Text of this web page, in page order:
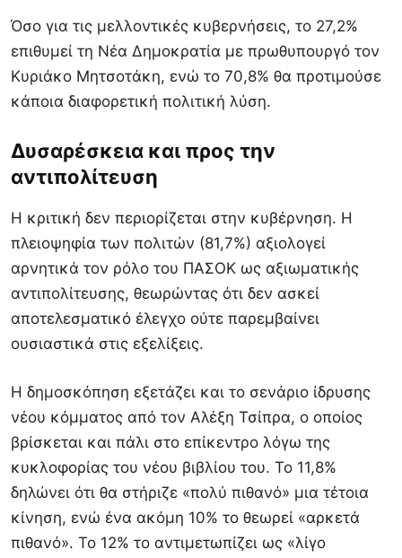
Όσο για τις μελλοντικές κυβερνήσεις, το 27,2%
επιθυμεί τη Νέα Δημοκρατία με πρωθυπουργό τον
Κυριάκο Μητσοτάκη, ενώ το 70,8% θα προτιμούσε
κάποια διαφορετική πολιτική λύση.
Δυσαρέσκεια και προς την
αντιπολίτευση
Η κριτική δεν περιορίζεται στην κυβέρνηση. Η
πλειοψηφία των πολιτών (81,7%) αξιολογεί
αρνητικά τον ρόλο του ΠΑΣΟΚ ως αξιωματικής
αντιπολίτευσης, θεωρώντας ότι δεν ασκεί
αποτελεσματικό έλεγχο ούτε παρεμβαίνει
ουσιαστικά στις εξελίξεις.
Η δημοσκόπηση εξετάζει και το σενάριο ίδρυσης
νέου κόμματος από τον Αλέξη Τσίπρα, ο οποίος
βρίσκεται και πάλι στο επίκεντρο λόγω της
κυκλοφορίας του νέου βιβλίου του. Το 11,8%
δηλώνει ότι θα στήριζε «πολύ πιθανό» μια τέτοια
κίνηση, ενώ ένα ακόμη 10% το θεωρεί «αρκετά
πιθανό». Το 12% το αντιμετωπίζει ως «λίγο